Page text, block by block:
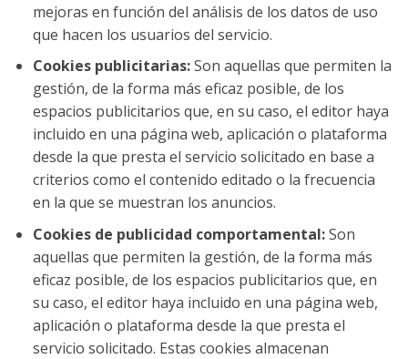
mejoras en función del análisis de los datos de uso
que hacen los usuarios del servicio.
Cookies publicitarias:Son aquellas que permiten la
gestión, de la forma más eficaz posible, de los
espacios publicitarios que, en su caso, el editor haya
incluido en una página web, aplicación o plataforma
desde la que presta el servicio solicitado en base a
criterios como el contenido editado o la frecuencia
en la que se muestran los anuncios.
Cookies de publicidad comportamental:Son
aquellas que permiten la gestión, de la forma más
eficaz posible, de los espacios publicitarios que, en
su caso, el editor haya incluido en una página web,
aplicación o plataforma desde la que presta el
servicio solicitado. Estas cookies almacenan